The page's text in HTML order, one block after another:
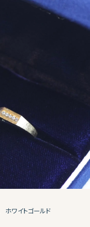
ホワイトゴールド